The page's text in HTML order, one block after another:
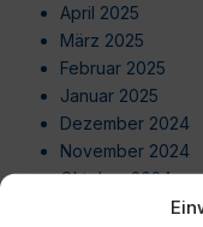
April 2025
März 2025
Februar 2025
Januar 2025
Dezember 2024
November 2024
Oktober 2024
September 2024